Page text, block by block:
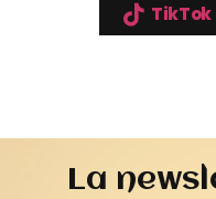
TikTok
La